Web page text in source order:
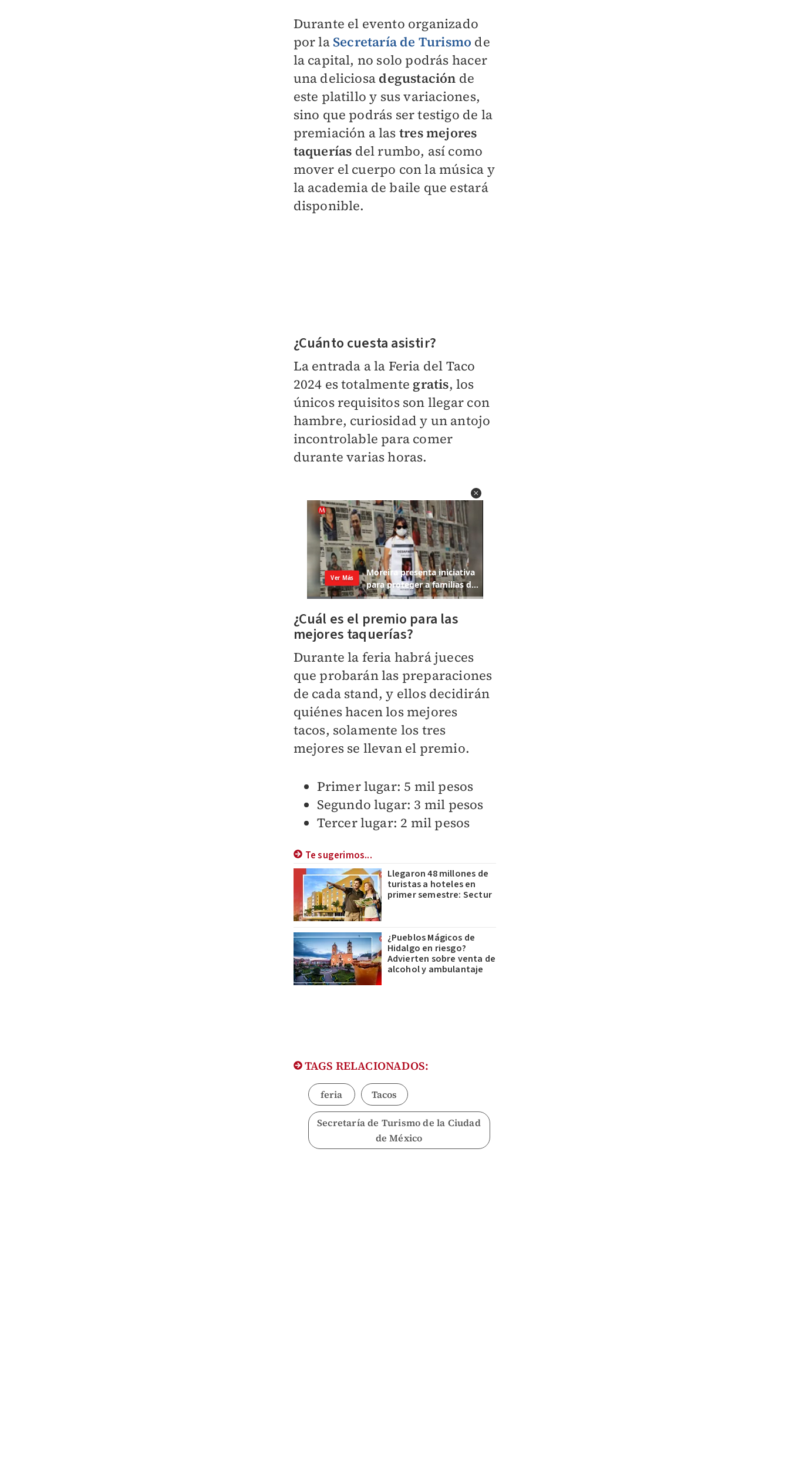
Durante el evento organizado
por la Secretaría de Turismo de
la capital, no solo podrás hacer
una deliciosa degustación de
este platillo y sus variaciones,
sino que podrás ser testigo de la
premiación a las tres mejores
taquerías del rumbo, así como
mover el cuerpo con la música y
la academia de baile que estará
disponible.
¿Cuánto cuesta asistir?
La entrada a la Feria del Taco
2024 es totalmente gratis, los
únicos requisitos son llegar con
hambre, curiosidad y un antojo
incontrolable para comer
durante varias horas.
¿Cuál es el premio para las
mejores taquerías?
Durante la feria habrá jueces
que probarán las preparaciones
de cada stand, y ellos decidirán
quiénes hacen los mejores
tacos, solamente los tres
mejores se llevan el premio.
Primer lugar: 5 mil pesos
Segundo lugar: 3 mil pesos
Tercer lugar: 2 mil pesos
Te sugerimos...
Llegaron 48 millones de
turistas a hoteles en
primer semestre: Sectur
¿Pueblos Mágicos de
Hidalgo en riesgo?
Advierten sobre venta de
alcohol y ambulantaje
TAGS RELACIONADOS:
feria Tacos
Secretaría de Turismo de la Ciudad
de México